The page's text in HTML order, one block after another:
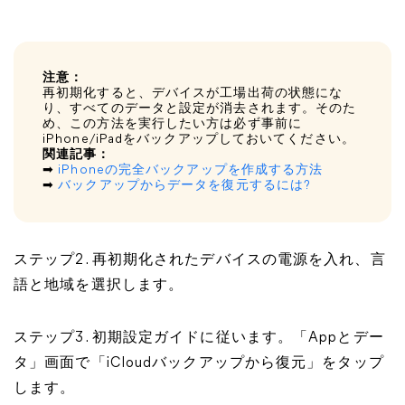
注意：
再初期化すると、デバイスが工場出荷の状態にな
り、すべてのデータと設定が消去されます。そのた
め、この方法を実行したい方は必ず事前に
iPhone/iPadをバックアップしておいてください。
関連記事：
➡ iPhoneの完全バックアップを作成する方法
➡バックアップからデータを復元するには?
ステップ2. 再初期化されたデバイスの電源を入れ、言
語と地域を選択します。
ステップ3. 初期設定ガイドに従います。「Appとデー
タ」画面で「iCloudバックアップから復元」をタップ
します。